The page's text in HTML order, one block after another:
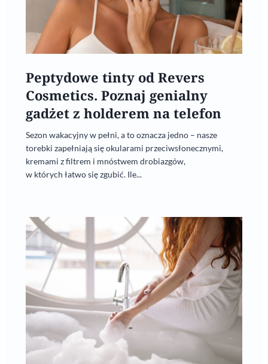
Peptydowe tinty od Revers
Cosmetics. Poznaj genialny
gadżet z holderem na telefon
Sezon wakacyjny w pełni, a to oznacza jedno – nasze
torebki zapełniają się okularami przeciwsłonecznymi,
kremami z filtrem i mnóstwem drobiazgów,
w których łatwo się zgubić. Ile...